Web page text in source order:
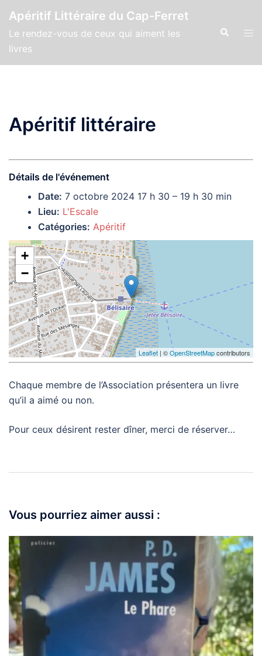
au
contenu
Apéritif Littéraire du Cap-Ferret
Le rendez-vous de ceux qui aiment les
livres
Apéritif littéraire
Détails de l'événement
Date: 7 octobre 2024 17 h 30 – 19 h 30 min
Lieu: L'Escale
Catégories: Apéritif
+
−
Leaflet | ©OpenStreetMapcontributors
Chaque membre de l’Association présentera un livre
qu’il a aimé ou non.
Pour ceux désirent rester dîner, merci de réserver…
Vous pourriez aimer aussi :